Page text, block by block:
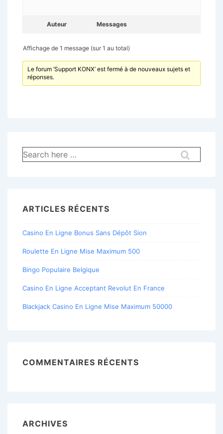
Auteur Messages
Affichage de 1 message (sur 1 au total)
Le forum ‘Support KONX’ est fermé à de nouveaux sujets et
réponses.
Recherche
pour:
ARTICLES RÉCENTS
Casino En Ligne Bonus Sans Dépôt Sion
Roulette En Ligne Mise Maximum 500
Bingo Populaire Belgique
Casino En Ligne Acceptant Revolut En France
Blackjack Casino En Ligne Mise Maximum 50000
COMMENTAIRES RÉCENTS
ARCHIVES